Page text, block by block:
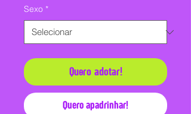
Sexo *
Quero adotar!
Quero apadrinhar!